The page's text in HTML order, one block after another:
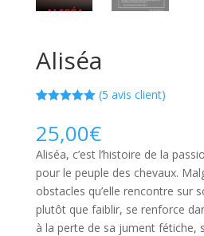
Aliséa
basé sur
notations
client
(5 avis client)
25,00€
Aliséa, c’est l’histoire de la
pour le peuple des chevaux.
obstacles qu’elle rencontre sur
plutôt que faiblir, se renforce
à la perte de sa jument fétiche,